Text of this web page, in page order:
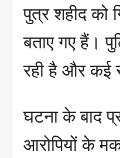
पुत्र शहीद को
बताए गए हैं।
रही है और कई
घटना के बाद
आरोपियों के